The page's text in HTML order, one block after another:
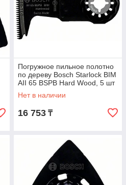
Погружное пильное полотно
по дереву Bosch Starlock BIM
AII 65 BSPB Hard Wood, 5 шт
Нет в наличии
16 753 ₸